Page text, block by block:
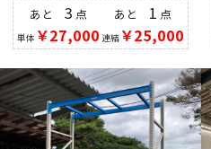
あと3 点
単体 ￥27,000
あと 1 点
連結￥25,000